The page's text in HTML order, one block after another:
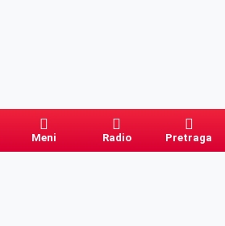
Meni Radio Pretraga